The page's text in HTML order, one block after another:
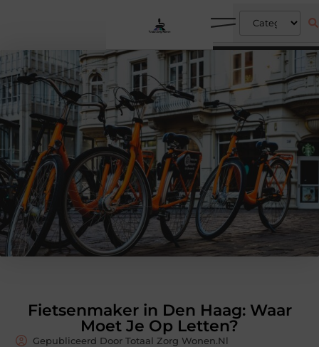
Fietsenmaker in Den Haag: Waar
Moet Je Op Letten?
Gepubliceerd Door Totaal Zorg Wonen.nl